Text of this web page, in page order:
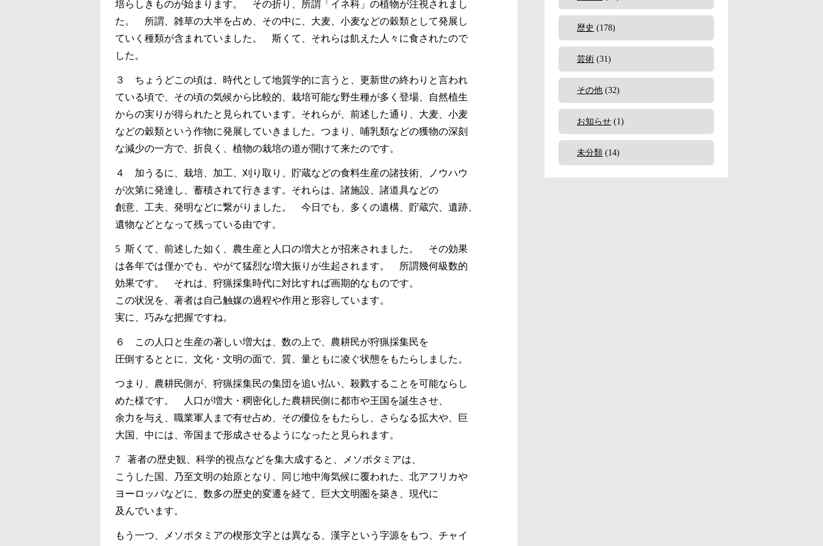
培らしきものが始まります。 その折り、所謂「イネ科」の植物が注視されまし
た。 所謂、雑草の大半を占め、その中に、大麦、小麦などの穀類として発展し
ていく種類が含まれていました。 斯くて、それらは飢えた人々に食されたので
した。
３ ちょうどこの頃は、時代として地質学的に言うと、更新世の終わりと言われ
ている頃で、その頃の気候から比較的、栽培可能な野生種が多く登場、自然植生
からの実りが得られたと見られています。それらが、前述した通り、大麦、小麦
などの穀類という作物に発展していきました。つまり、哺乳類などの獲物の深刻
な減少の一方で、折良く、植物の栽培の道が開けて来たのです。
４ 加うるに、栽培、加工、刈り取り、貯蔵などの食料生産の諸技術、ノウハウ
が次第に発達し、蓄積されて行きます。それらは、諸施設、諸道具などの
創意、工夫、発明などに繋がりました。 今日でも、多くの遺構、貯蔵穴、遺跡、
遺物などとなって残っている由です。
5 斯くて、前述した如く、農生産と人口の増大とが招来されました。 その効果
は各年では僅かでも、やがて猛烈な増大振りが生起されます。 所謂幾何級数的
効果です。 それは、狩猟採集時代に対比すれば画期的なものです。
この状況を、著者は自己触媒の過程や作用と形容しています。
実に、巧みな把握ですね。
６ この人口と生産の著しい増大は、数の上で、農耕民が狩猟採集民を
圧倒するととに、文化・文明の面で、質、量ともに凌ぐ状態をもたらしました。
つまり、農耕民側が、狩猟採集民の集団を追い払い、殺戮することを可能ならし
めた様です。 人口が増大・稠密化した農耕民側に都市や王国を誕生させ、
余力を与え、職業軍人まで有せ占め、その優位をもたらし、さらなる拡大や、巨
大国、中には、帝国まで形成させるようになったと見られます。
7 著者の歴史観、科学的視点などを集大成すると、メソポタミアは、
こうした国、乃至文明の始原となり、同じ地中海気候に覆われた、北アフリカや
ヨーロッパなどに、数多の歴史的変遷を経て、巨大文明圏を築き、現代に
及んでいます。
もう一つ、メソポタミアの楔形文字とは異なる、漢字という字源をもつ、チャイ
歴史 (178)
芸術 (31)
その他 (32)
お知らせ (1)
未分類 (14)